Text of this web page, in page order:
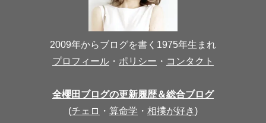
2009年からブログを書く1975年生まれ
プロフィール ・ ポリシー ・ コンタクト
全櫻田ブログの更新履歴＆総合ブログ
(チェロ ・ 算命学 ・ 相撲が好き)